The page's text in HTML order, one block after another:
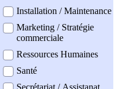
Installation / Maintenance
Marketing / Stratégie
commerciale
Ressources Humaines
Santé
Secrétariat / Assistanat